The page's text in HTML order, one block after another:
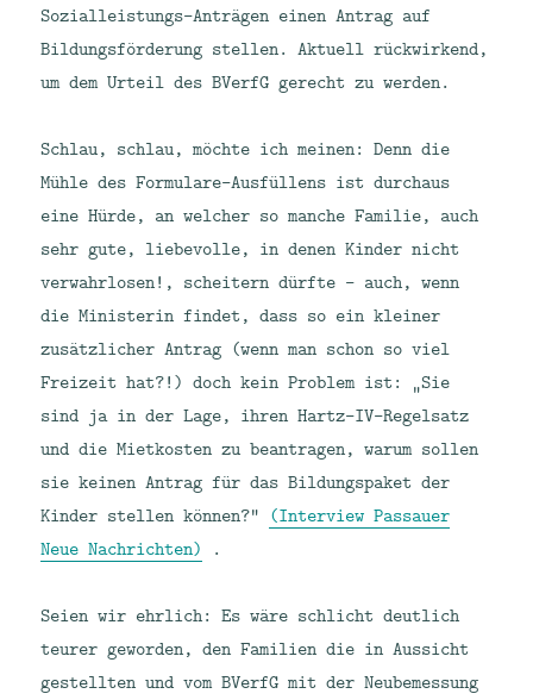
Sozialleistungs-Anträgen einen Antrag auf
Bildungsförderung stellen. Aktuell rückwirkend,
um dem Urteil des BVerfG gerecht zu werden.
Schlau, schlau, möchte ich meinen: Denn die
Mühle des Formulare-Ausfüllens ist durchaus
eine Hürde, an welcher so manche Familie, auch
sehr gute, liebevolle, in denen Kinder nicht
verwahrlosen!, scheitern dürfte – auch, wenn
die Ministerin findet, dass so ein kleiner
zusätzlicher Antrag (wenn man schon so viel
Freizeit hat?!) doch kein Problem ist: „Sie
sind ja in der Lage, ihren Hartz-IV-Regelsatz
und die Mietkosten zu beantragen, warum sollen
sie keinen Antrag für das Bildungspaket der
Kinder stellen können?“ (Interview Passauer
Neue Nachrichten)
.
Seien wir ehrlich: Es wäre schlicht deutlich
teurer geworden, den Familien die in Aussicht
gestellten und vom BVerfG mit der Neubemessung